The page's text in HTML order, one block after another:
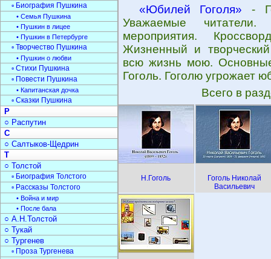
«Юбилей Гоголя» -
Уважаемые
мероприятия.
Жизненный и
всю жизнь мою.
Гоголь. Гоголю угрожает
Всего в
Н.Гоголь
Гоголь Николай
Васильевич
▫ Биография Пушкина
• Семья Пушкина
• Пушкин в лицее
• Пушкин в Петербурге
▫ Творчество Пушкина
• Пушкин о любви
▫ Стихи Пушкина
▫ Повести Пушкина
• Капитанская дочка
▫ Сказки Пушкина
Р
○ Распутин
С
○ Салтыков-Щедрин
Т
○ Толстой
▫ Биография Толстого
▫ Рассказы Толстого
• Война и мир
• После бала
○ А.Н.Толстой
○ Тукай
○ Тургенев
▫ Проза Тургенева